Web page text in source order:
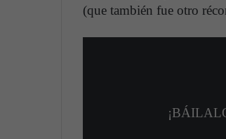
(que también fue otro